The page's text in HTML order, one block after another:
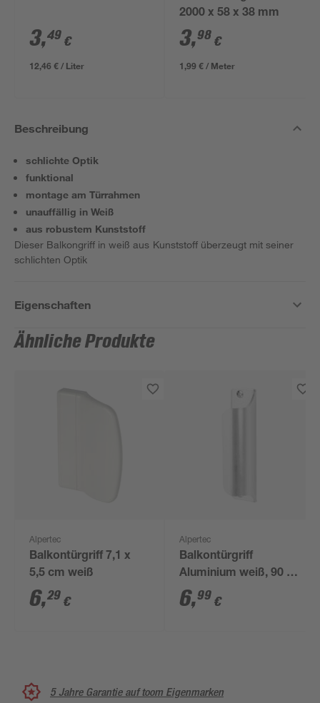
3,49 €
12,46 € / Liter
2000 x 58 x 38 mm
3,98 €
1,99 € / Meter
Beschreibung
schlichte Optik
funktional
montage am Türrahmen
unauffällig in Weiß
aus robustem Kunststoff
Dieser Balkongriff in weiß aus Kunststoff überzeugt mit seiner
schlichten Optik
Eigenschaften
Ähnliche Produkte
Alpertec
Balkontürgriff 7,1 x
5,5 cm weiß
6,29 €
Alpertec
Balkontürgriff
Aluminium weiß, 90 x
22 mm
6,99 €
5 Jahre Garantie auf toom Eigenmarken